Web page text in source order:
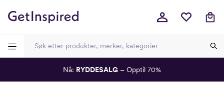
Nå: RYDDESALG – Opptil 70%
-
-
-
-